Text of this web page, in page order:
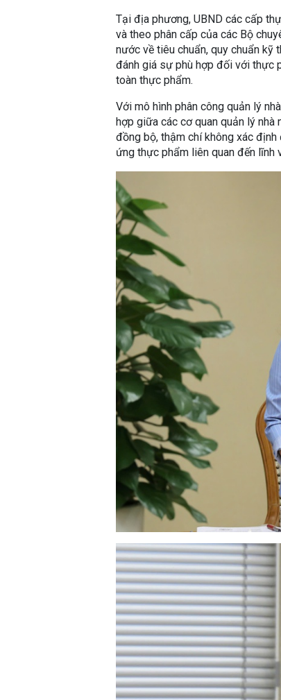
Tại địa phương, UBND các cấp
và theo phân cấp của các Bộ
nước về tiêu chuẩn, quy chuẩn kỹ
đánh giá sự phù hợp đối với thực
toàn thực phẩm.
Với mô hình phân công quản lý
hợp giữa các cơ quan quản lý nhà
đồng bộ, thậm chí không xác
ứng thực phẩm liên quan đến lĩnh